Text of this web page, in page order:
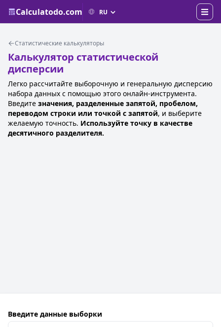
Calculatodo.com
Статистические калькуляторы
Калькулятор статистической
дисперсии
Легко рассчитайте выборочную и генеральную дисперсию
набора данных с помощью этого онлайн-инструмента.
Введите значения, разделенные запятой, пробелом,
переводом строки или точкой с запятой, и выберите
желаемую точность. Используйте точку в качестве
десятичного разделителя.
Введите данные выборки